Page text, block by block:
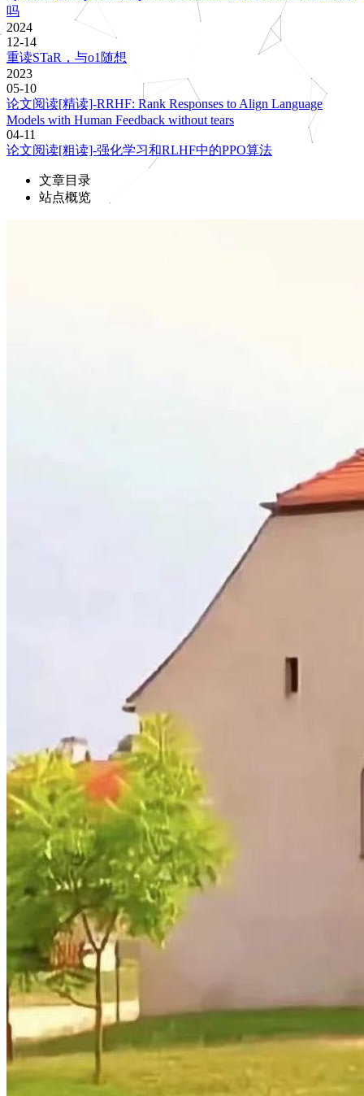
吗
2024
12-14
重读STaR，与o1随想
2023
05-10
论文阅读[精读]-RRHF: Rank Responses to Align Language
Models with Human Feedback without tears
04-11
论文阅读[粗读]-强化学习和RLHF中的PPO算法
文章目录
站点概览